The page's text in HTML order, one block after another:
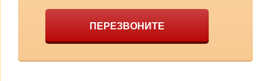
ПЕРЕЗВОНИТЕ